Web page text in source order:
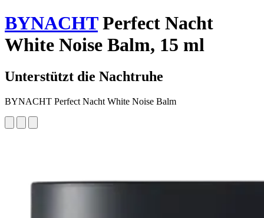
BYNACHTPerfect Nacht
White Noise Balm, 15 ml
Unterstützt die Nachtruhe
BYNACHT Perfect Nacht White Noise Balm